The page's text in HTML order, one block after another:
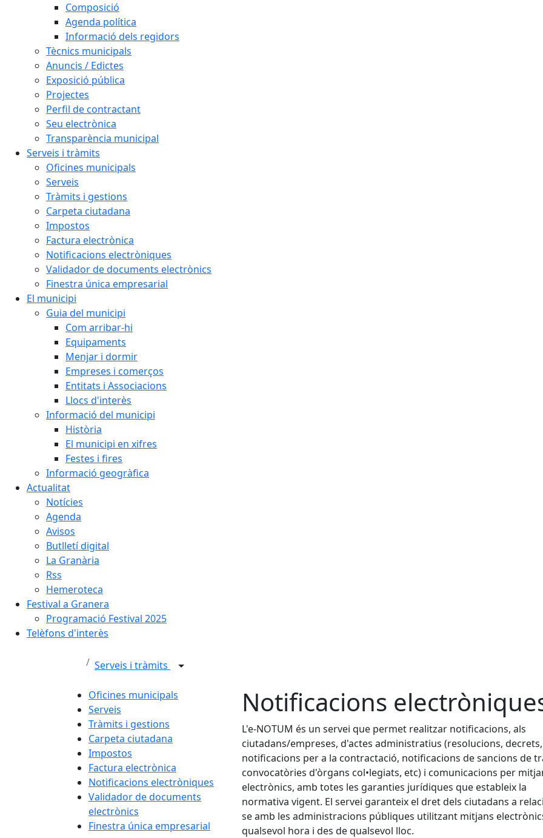
Composició
Agenda política
Informació dels regidors
Tècnics municipals
Anuncis / Edictes
Exposició pública
Projectes
Perfil de contractant
Seu electrònica
Transparència municipal
Serveis i tràmits
Oficines municipals
Serveis
Tràmits i gestions
Carpeta ciutadana
Impostos
Factura electrònica
Notificacions electròniques
Validador de documents electrònics
Finestra única empresarial
El municipi
Guia del municipi
Com arribar-hi
Equipaments
Menjar i dormir
Empreses i comerços
Entitats i Associacions
Llocs d'interès
Informació del municipi
Història
El municipi en xifres
Festes i fires
Informació geogràfica
Actualitat
Notícies
Agenda
Avisos
Butlletí digital
La Granària
Rss
Hemeroteca
Festival a Granera
Programació Festival 2025
Telèfons d'interès
Serveis i tràmits
Oficines municipals
Serveis
Tràmits i gestions
Carpeta ciutadana
Impostos
Factura electrònica
Notificacions electròniques
Validador de documents
electrònics
Finestra única empresarial
Notificacions
L'e-NOTUM és un servei que permet realitzar notificacions, als
ciutadans/empreses, d'actes administratius (resolucions, decrets,
notificacions per a la contractació, notificacions de sancions de
convocatòries d'òrgans col•legiats, etc) i comunicacions per
electrònics, amb totes les garanties jurídiques que estableix la
normativa vigent. El servei garanteix el dret dels ciutadans a
se amb les administracions públiques utilitzant mitjans
qualsevol hora i des de qualsevol lloc.